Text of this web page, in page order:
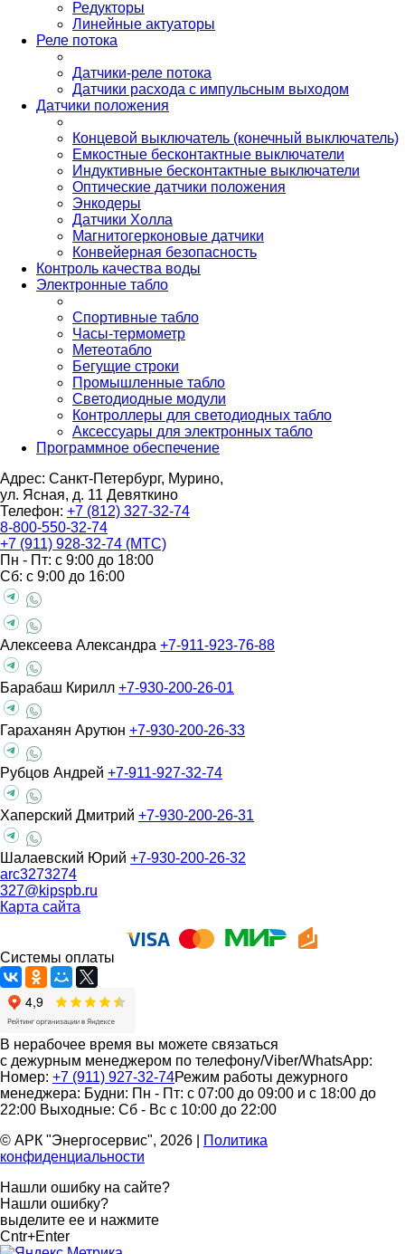
Редукторы
Линейные актуаторы
Реле потока
Датчики-реле потока
Датчики расхода с импульсным выходом
Датчики положения
Концевой выключатель (конечный выключатель)
Емкостные бесконтактные выключатели
Индуктивные бесконтактные выключатели
Оптические датчики положения
Энкодеры
Датчики Холла
Магнитогерконовые датчики
Конвейерная безопасность
Контроль качества воды
Электронные табло
Спортивные табло
Часы-термометр
Метеотабло
Бегущие строки
Промышленные табло
Светодиодные модули
Контроллеры для светодиодных табло
Аксессуары для электронных табло
Программное обеспечение
Адрес: Санкт-Петербург, Мурино,
ул. Ясная, д. 11 Девяткино
Телефон: +7 (812) 327-32-74
8-800-550-32-74
+7 (911) 928-32-74 (МТС)
Пн - Пт: с 9:00 до 18:00
Сб: с 9:00 до 16:00
Алексеева Александра +7-911-923-76-88
Барабаш Кирилл +7-930-200-26-01
Гараханян Арутюн +7-930-200-26-33
Рубцов Андрей +7-911-927-32-74
Хаперский Дмитрий +7-930-200-26-31
Шалаевский Юрий +7-930-200-26-32
arc3273274
327@kipspb.ru
Карта сайта
Системы оплаты
В нерабочее время вы можете связаться
с дежурным менеджером по телефону/Viber/WhatsApp:
Номер: +7 (911) 927-32-74Режим работы дежурного
менеджера: Будни: Пн - Пт: с 07:00 до 09:00 и с 18:00 до
22:00 Выходные: Сб - Вс с 10:00 до 22:00
© АРК "Энергосервис", 2026
Политика
конфиденциальности
Нашли ошибку на сайте?
Нашли ошибку?
выделите ее и нажмите
Cntr+Enter